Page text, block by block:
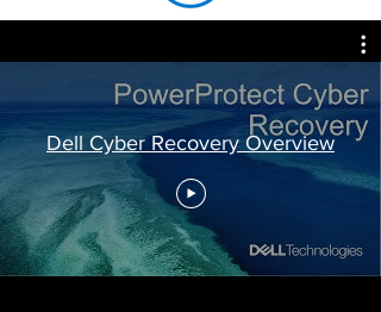
Dell Cyber Recovery Overview